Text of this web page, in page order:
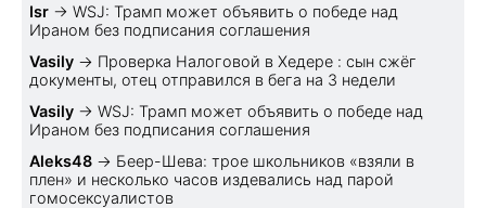
Isr → WSJ: Трамп может объявить о победе над
Ираном без подписания соглашения
Vasily → Проверка Налоговой в Хедере : сын сжёг
документы, отец отправился в бега на 3 недели
Vasily → WSJ: Трамп может объявить о победе над
Ираном без подписания соглашения
Aleks48 → Беер-Шева: трое школьников «взяли в
плен» и несколько часов издевались над парой
гомосексуалистов